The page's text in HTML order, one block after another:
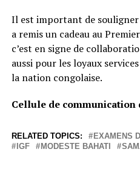
Il est important de
a remis un cadeau au
c’est en signe de
aussi pour les loyaux
la nation congolaise.
Cellule de communication
RELATED TOPICS: EXAMENS
IGF
MODESTE BAHATI